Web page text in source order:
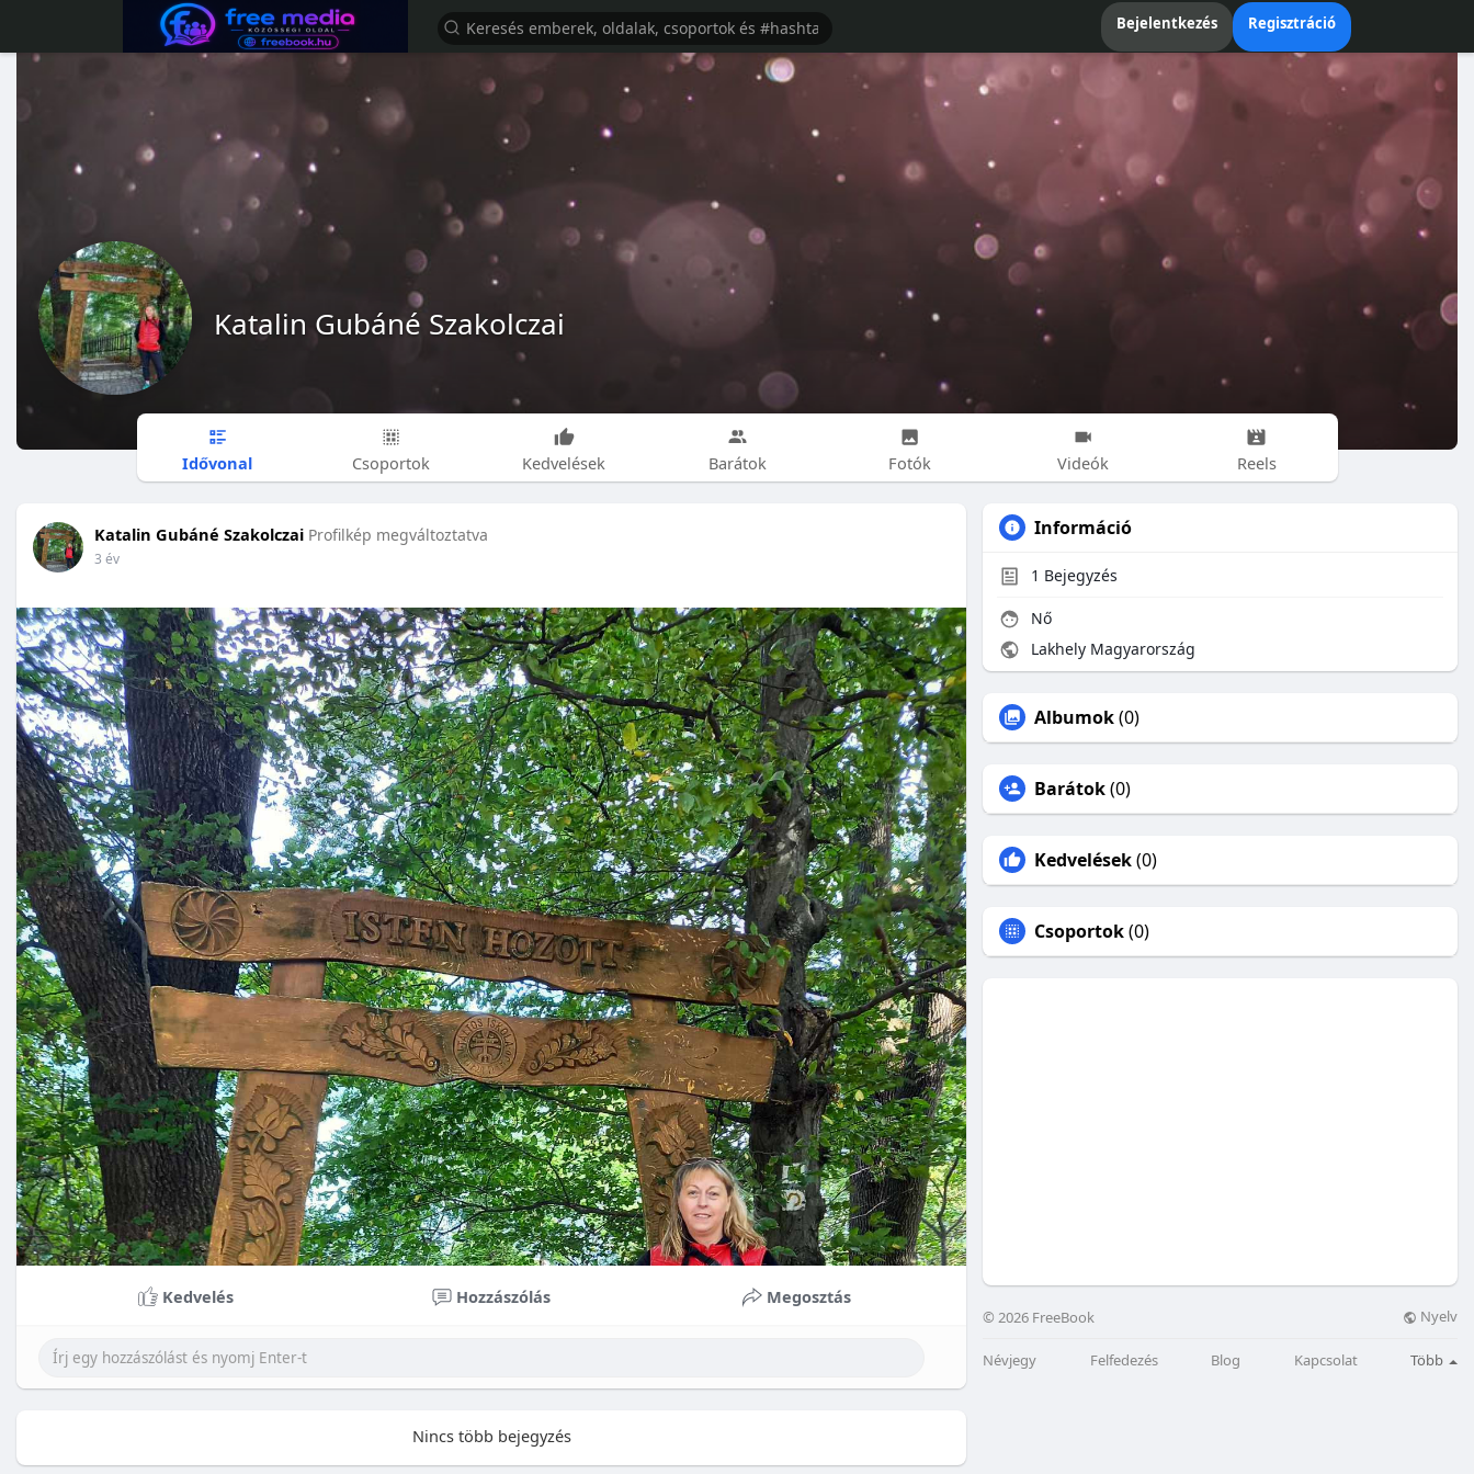
Bejelentkezés Regisztráció
Katalin Gubáné Szakolczai
Idővonal Csoportok Kedvelések Barátok Fotók Videók Reels
Katalin Gubáné Szakolczai Profilkép megváltoztatva
3 év
Kedvelés Hozzászólás Megosztás
Nincs több bejegyzés
Információ
1 Bejegyzés
Nő
Lakhely Magyarország
Albumok(0)
Barátok(0)
Kedvelések(0)
Csoportok(0)
© 2026 FreeBook Nyelv
Névjegy Felfedezés Blog Kapcsolat Több